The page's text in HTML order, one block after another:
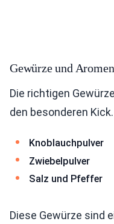
Gewürze und Aromen
Die richtigen
den besonderen
Knoblauchpulver
Zwiebelpulver
Salz und Pfeffer
Diese Gewürze sind